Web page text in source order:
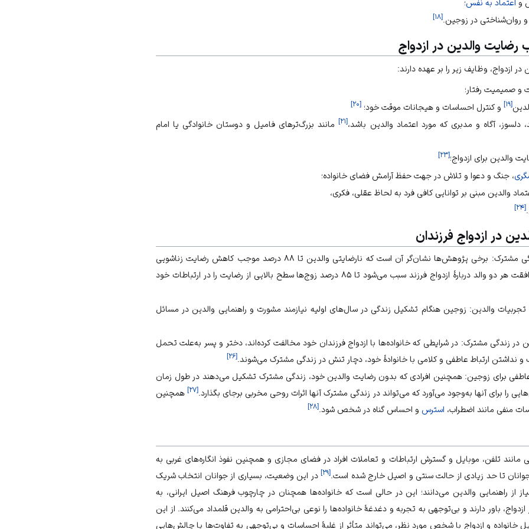
و اعتماد به نفس؛
روان‌شناختی در زوجین. [۱۸]
رضایت والدین در ازدواج
ازدواج، وظایف زیر را بر عهده دارند:
و صمیمیت رفتار؛
[۱۹]و کنترل احساسات و هیجانات موقت خود؛ [۲۰]
دلسوز، آگاه و مدبری که مورد اعتماد والدین باشد،[۲۱]مانند بزرگ‌تر‌های فامیل و دوستان خانوادگی يا امام
والدین برای ازدواج؛[۲۳]
، جنگ و دعوا و تلاش در جهت حفظ آرامش فضای خانواده؛
والدین مبنی بر توانایی کافی فرد به لحاظ عقلی، فکری،
[۲۴]
در ازدواج فرزندان
تأثیرگذاری بر کیفیت زندگی مشترک: برخی پژوهش‌ها نشان‌گر آن است که نا‌رضایتی والدین تا ۸۸ درصد موجب کاهش رضایت زناشویی
می‌شود؛ اما رضایت و موافقت هر دو والد دربارۀ ازدواج فرزند سبب می‌شود تا ۸۵ درصد زوج‌ها سطح بالایی از رضایت را در ارتباطات خود
والدین: زوجین هنگام تشکیل زندگی در سال‌های اولیه نیازمند مشورت و راهنمایی والدین در مسائل
زندگی مشترک: در شرایطی که خانواده‌ها با ازدواج فرزندان خود مخالفت کرده‌اند، دختر و پسر به‌علت تحمل
ارتباط عاطفی و کلامی با خانوادۀ خود، دچار تنش در زندگی مشترک‌ می‌شوند. [۲۶]
برای زوجین: همچنین افرادی که بدون رضایت والدین خود، زندگی مشترک تشکیل می‌دهند در طول زمان
را برای آنها به‌وجود می‌آورد که می‌تواند در زندگی مشترک آنها اثرات روحی مخربی بر‌جای بگذارد.[۲۷]همچنین
منفی مانند اضطراب، استرسو احساس گناه در شخص شود.[۲۸]
مانند تلفن، موبایل و گسترش ارتباطات و تعاملات افراد در فضای مجازی و همچنین نفوذ انگاره‌های غربی به
تا حد زیادی از حالت سنتی و اصیل خارج شده است. [۲۹]در این وضعیت، بسیاری از جوانان انتخاب شریک
راهنمایی والدین می‌دانند؛ این در حالی است که خانواده‌ها همچنان در چارچوب فرهنگ اصیل ایرانی، به
باور دارند و بی‌توجهی به تجربه و دغدغۀ خانواده‌ها را نوعی بی‌احترامی به والدین قلمداد می‌کنند. از این
خانواده و ازدواج با شخص مورد نظر، می‌تواند متأثر از غلبۀ احساسات و بی‌توجهی به تفاوت‌ها یا چالش‌هایی